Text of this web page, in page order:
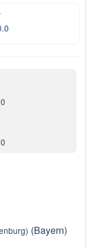
0
0
(Bayern)